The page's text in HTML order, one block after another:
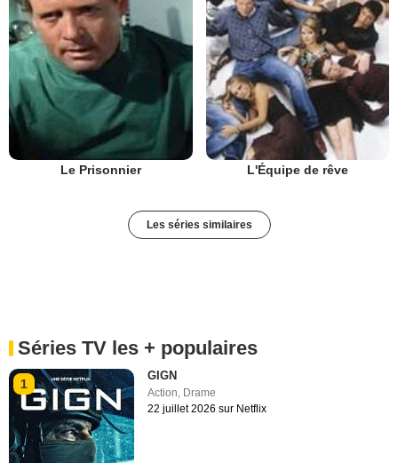
Le Prisonnier L'Équipe de rêve
Les séries similaires
Séries TV les + populaires
1
GIGN
Action, Drame
22 juillet 2026 sur Netflix